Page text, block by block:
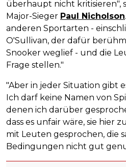
überhaupt nicht kritisieren",
Major-Sieger Paul Nicholson
anderen Sportarten -
O'Sullivan, der dafür
Snooker weglief - und die
Frage stellen."
"Aber in jeder Situation gibt
Ich darf keine Namen von
denen ich darüber
dass es unfair wäre, sie hier
mit Leuten gesprochen, die
Bedingungen nicht gut